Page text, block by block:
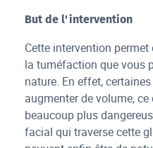
But de l'intervention
Cette intervention
la tuméfaction que vous
nature. En effet,
augmenter de volume,
beaucoup plus
facial qui traverse cette